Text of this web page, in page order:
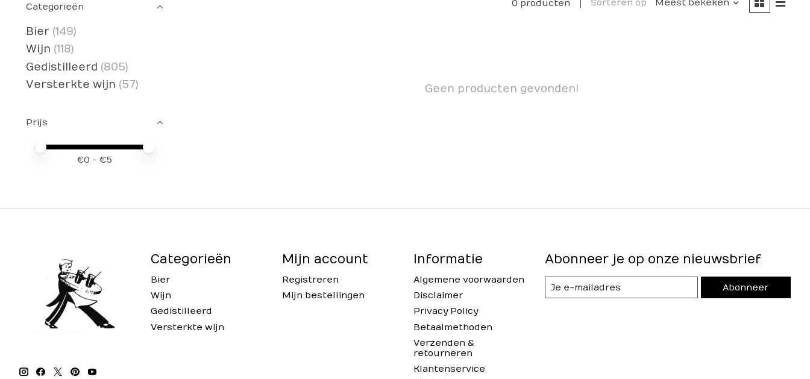
Categorieën
Bier (149)
Wijn (118)
Gedistilleerd (805)
Versterkte wijn (57)
Prijs
Minimale prijswaarde
Price maximum value
€0 - €5
0 producten Sorteren op Meest bekeken
Geen producten gevonden!
Categorieën
Bier
Wijn
Gedistilleerd
Versterkte wijn
Mijn account
Registreren
Mijn bestellingen
Informatie
Algemene voorwaarden
Disclaimer
Privacy Policy
Betaalmethoden
Verzenden &
retourneren
Klantenservice
Abonneer je op onze nieuwsbrief
Abonneer